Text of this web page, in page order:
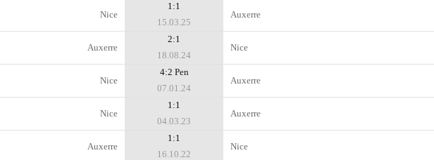
Nice
1:1
15.03.25
Auxerre
Auxerre
2:1
18.08.24
Nice
Nice
4:2 Pen
07.01.24
Auxerre
Nice
1:1
04.03.23
Auxerre
Auxerre
1:1
16.10.22
Nice